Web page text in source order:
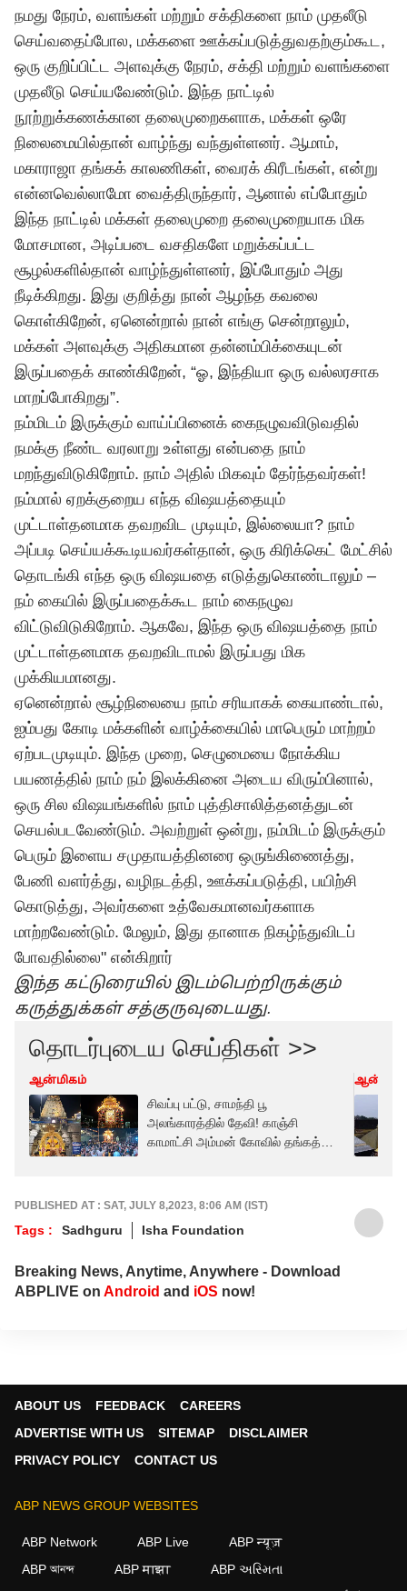
நமது நேரம், வளங்கள் மற்றும் சக்திகளை நாம் முதலீடு
செய்வதைப்போல, மக்களை ஊக்கப்படுத்துவதற்கும்கூட,
ஒரு குறிப்பிட்ட அளவுக்கு நேரம், சக்தி மற்றும் வளங்களை
முதலீடு செய்யவேண்டும். இந்த நாட்டில்
நூற்றுக்கணக்கான தலைமுறைகளாக, மக்கள் ஒரே
நிலைமையில்தான் வாழ்ந்து வந்துள்ளனர். ஆமாம்,
மகாராஜா தங்கக் காலணிகள், வைரக் கிரீடங்கள், என்று
என்னவெல்லாமோ வைத்திருந்தார், ஆனால் எப்போதும்
இந்த நாட்டில் மக்கள் தலைமுறை தலைமுறையாக மிக
மோசமான, அடிப்படை வசதிகளே மறுக்கப்பட்ட
சூழல்களில்தான் வாழ்ந்துள்ளனர், இப்போதும் அது
நீடிக்கிறது. இது குறித்து நான் ஆழந்த கவலை
கொள்கிறேன், ஏனென்றால் நான் எங்கு சென்றாலும்,
மக்கள் அளவுக்கு அதிகமான தன்னம்பிக்கையுடன்
இருப்பதைக் காண்கிறேன், “ஓ, இந்தியா ஒரு வல்லரசாக
மாறப்போகிறது”.
நம்மிடம் இருக்கும் வாய்ப்பினைக் கைநழுவவிடுவதில்
நமக்கு நீண்ட வரலாறு உள்ளது என்பதை நாம்
மறந்துவிடுகிறோம். நாம் அதில் மிகவும் தேர்ந்தவர்கள்!
நம்மால் ஏறக்குறைய எந்த விஷயத்தையும்
முட்டாள்தனமாக தவறவிட முடியும், இல்லையா? நாம்
அப்படி செய்யக்கூடியவர்கள்தான், ஒரு கிரிக்கெட் மேட்சில்
தொடங்கி எந்த ஒரு விஷயதை எடுத்துகொண்டாலும் –
நம் கையில் இருப்பதைக்கூட நாம் கைநழுவ
விட்டுவிடுகிறோம். ஆகவே, இந்த ஒரு விஷயத்தை நாம்
முட்டாள்தனமாக தவறவிடாமல் இருப்பது மிக
முக்கியமானது.
ஏனென்றால் சூழ்நிலையை நாம் சரியாகக் கையாண்டால்,
ஐம்பது கோடி மக்களின் வாழ்க்கையில் மாபெரும் மாற்றம்
ஏற்படமுடியும். இந்த முறை, செழுமையை நோக்கிய
பயணத்தில் நாம் நம் இலக்கினை அடைய விரும்பினால்,
ஒரு சில விஷயங்களில் நாம் புத்திசாலித்தனத்துடன்
செயல்படவேண்டும். அவற்றுள் ஒன்று, நம்மிடம் இருக்கும்
பெரும் இளைய சமுதாயத்தினரை ஒருங்கிணைத்து,
பேணி வளர்த்து, வழிநடத்தி, ஊக்கப்படுத்தி, பயிற்சி
கொடுத்து, அவர்களை உத்வேகமானவர்களாக
மாற்றவேண்டும். மேலும், இது தானாக நிகழ்ந்துவிடப்
போவதில்லை" என்கிறார்
இந்த கட்டுரையில் இடம்பெற்றிருக்கும்
கருத்துக்கள் சத்குருவுடையது.
தொடர்புடைய செய்திகள் >>
ஆன்மிகம்
சிவப்பு பட்டு, சாமந்தி பூ
அலங்காரத்தில் தேவி! காஞ்சி
காமாட்சி அம்மன் கோவில் தங்கத்
PUBLISHED AT : SAT, JULY 8,2023, 8:06 AM (IST)
Tags : Sadhguru Isha Foundation
Breaking News, Anytime, Anywhere - Download
ABPLIVE on Android and iOS now!
ABOUT US FEEDBACK
CAREERS
ADVERTISE WITH US
SITEMAP
DISCLAIMER
PRIVACY POLICY
CONTACT US
ABP NEWS GROUP WEBSITES
ABP Network ABP Live
ABP न्यूज़
ABP আনন্দ
ABP माझा
ABP અસ્મિતા